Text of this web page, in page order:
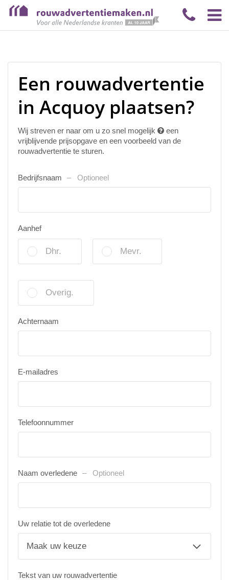
Een rouwadvertentie
in Acquoy plaatsen?
Wij streven er naar om u zo snel mogelijk
een
vrijblijvende prijsopgave en een voorbeeld van de
rouwadvertentie te sturen.
Bedrijfsnaam Optioneel
Aanhef
Dhr. Mevr.
Overig.
Achternaam
E-mailadres
Telefoonnummer
Naam overledene Optioneel
Uw relatie tot de overledene
Tekst van uw rouwadvertentie